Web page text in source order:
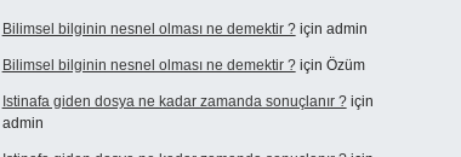
Bilimsel bilginin nesnel olması ne demektir ?için admin
Bilimsel bilginin nesnel olması ne demektir ?için Özüm
Istinafa giden dosya ne kadar zamanda sonuçlanır ?için
admin